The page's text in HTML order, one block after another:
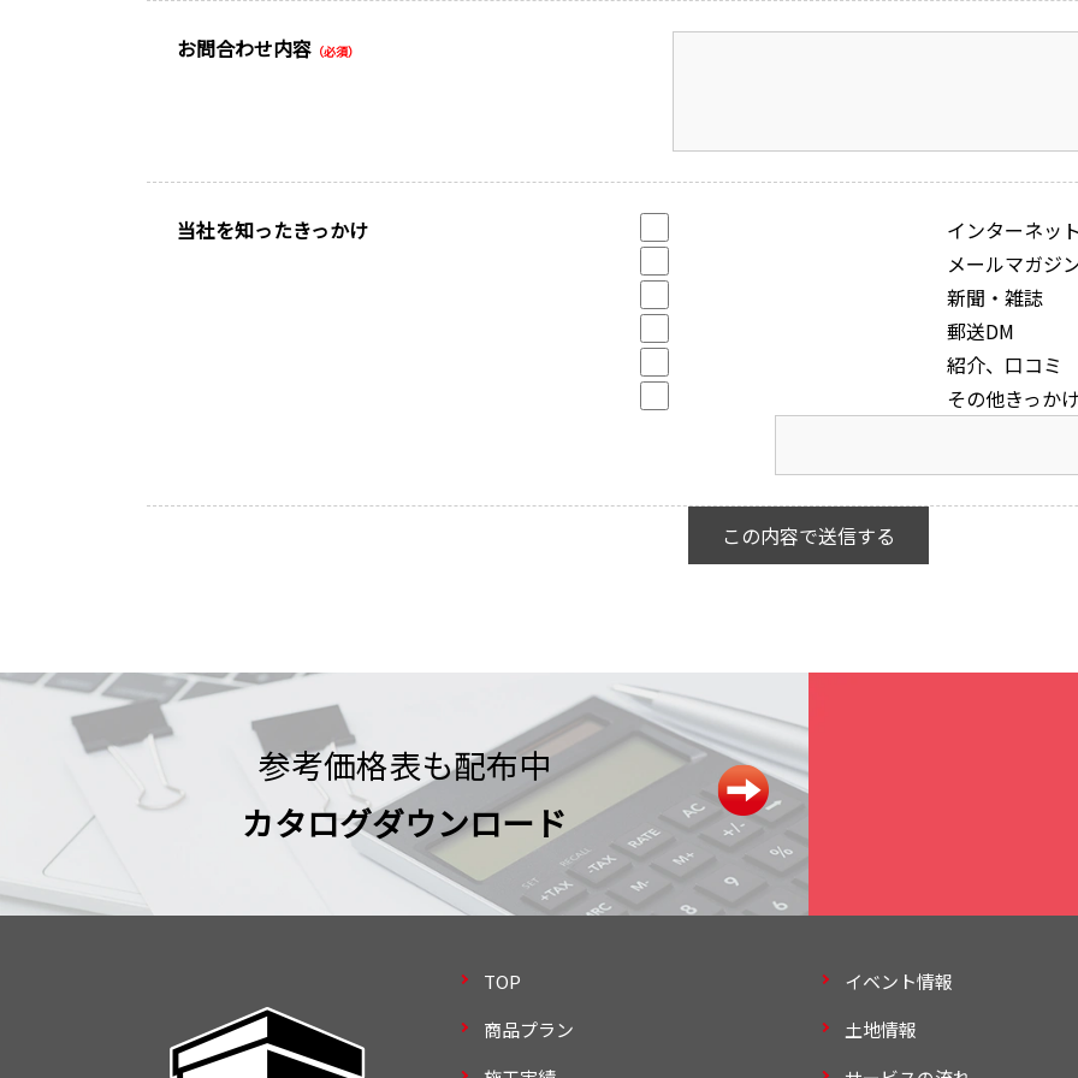
お問合わせ内容 （必須）
当社を知ったきっかけ
インターネッ
メールマガジ
新聞・雑誌
郵送DM
紹介、口コミ
その他きっかけ
参考価格表も配布中
カタログダウンロード
TOP
商品プラン
イベント情報
土地情報